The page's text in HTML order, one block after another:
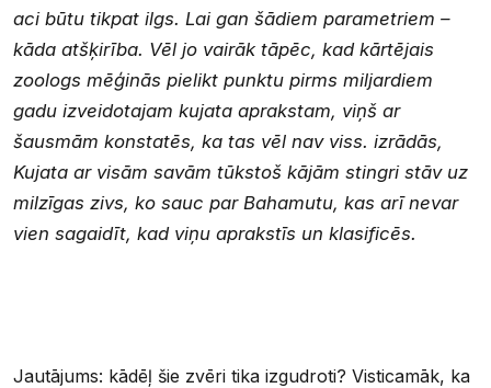
aci būtu tikpat ilgs. Lai gan šādiem parametriem –
kāda atšķirība. Vēl jo vairāk tāpēc, kad kārtējais
zoologs mēģinās pielikt punktu pirms miljardiem
gadu izveidotajam kujata aprakstam, viņš ar
šausmām konstatēs, ka tas vēl nav viss. izrādās,
Kujata ar visām savām tūkstoš kājām stingri stāv uz
milzīgas zivs, ko sauc par Bahamutu, kas arī nevar
vien sagaidīt, kad viņu aprakstīs un klasificēs.
Jautājums: kādēļ šie zvēri tika izgudroti? Visticamāk, ka